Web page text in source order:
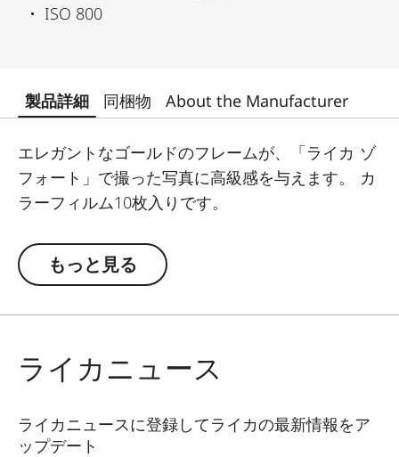
ISO 800
製品詳細 同梱物 About the Manufacturer
エレガントなゴールドのフレームが、「ライカ ゾ
フォート」で撮った写真に高級感を与えます。 カ
ラーフィルム10枚入りです。
もっと見る
ライカニュース
ライカニュースに登録してライカの最新情報をア
ップデート